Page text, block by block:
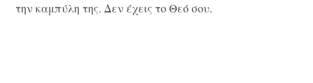
την καμπύλη της. Δεν έχεις το Θεό σου.